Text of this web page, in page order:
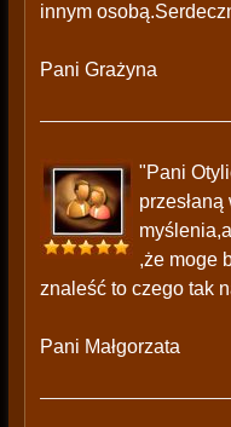
innym
Pani Grażyna
"Pani
,że moge
znaleść to czego tak
Pani Małgorzata